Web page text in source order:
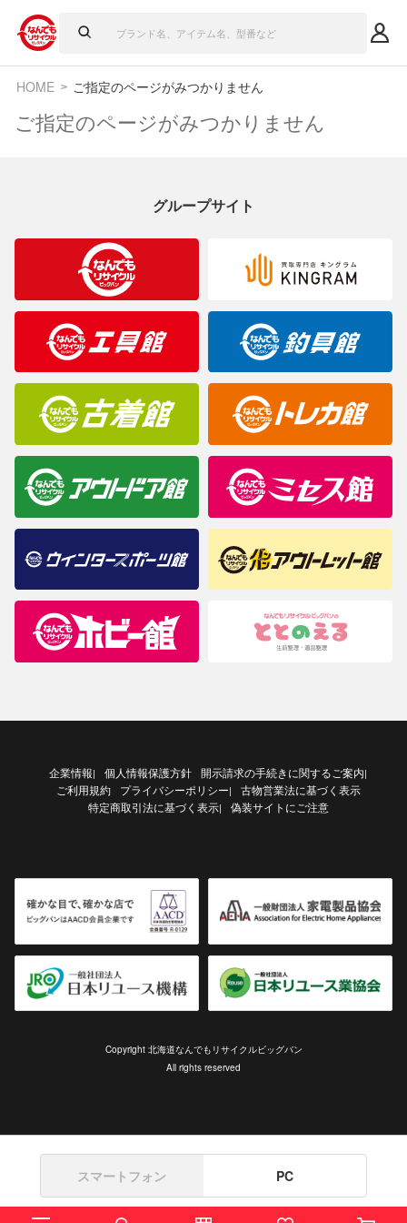
HOME ご指定のページがみつかりません
ご指定のページがみつかりません
グループサイト
企業情報| 個人情報保護方針 開示請求の手続きに関するご案内|
ご利用規約 プライバシーポリシー|
古物営業法に基づく表示
特定商取引法に基づく表示| 偽装サイトにご注意
Copyright 北海道なんでもリサイクルビッグバン
All rights reserved
スマートフォン PC